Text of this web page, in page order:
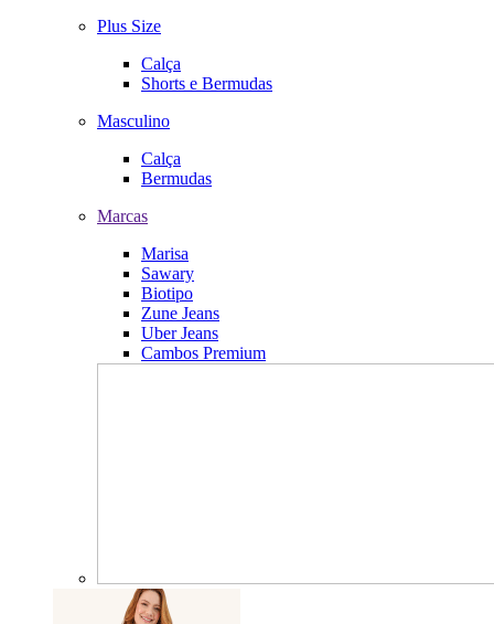
Plus Size
Calça
Shorts e Bermudas
Masculino
Calça
Bermudas
Marcas
Marisa
Sawary
Biotipo
Zune Jeans
Uber Jeans
Cambos Premium